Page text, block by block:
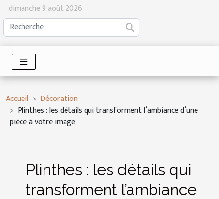
dimanche 9 août 2026
Accueil
Décoration
Plinthes : les détails qui transforment l’ambiance d’une
pièce à votre image
Plinthes : les détails qui
transforment l’ambiance